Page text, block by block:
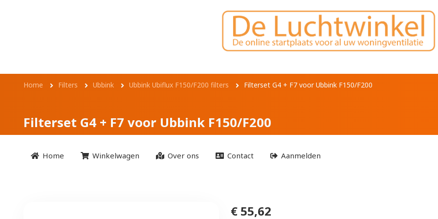
Filterset G4 + F7 voor Ubbink F150/
Kruimelpad
Home Filters Ubbink Ubbink Ubiflux F150/F200 filters Filterset G4 + F7 voor Ubbink F150/F200
Filterset G4 + F7 voor Ubbink F150/F200
Home Winkelwagen Over ons Contact Aanmelden
€ 55,62